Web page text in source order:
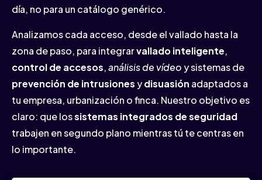
día, no para un catálogo genérico.
Analizamos cada acceso, desde el vallado hasta la
zona de paso, para integrarvallado inteligente,
control de accesos,análisis de vídeoy sistemas de
prevención de intrusionesydisuasión adaptados a
tu empresa, urbanización o finca. Nuestro objetivo es
claro: que lossistemas integrados de seguridad
trabajen en segundo plano mientras tú te centras en
lo importante.